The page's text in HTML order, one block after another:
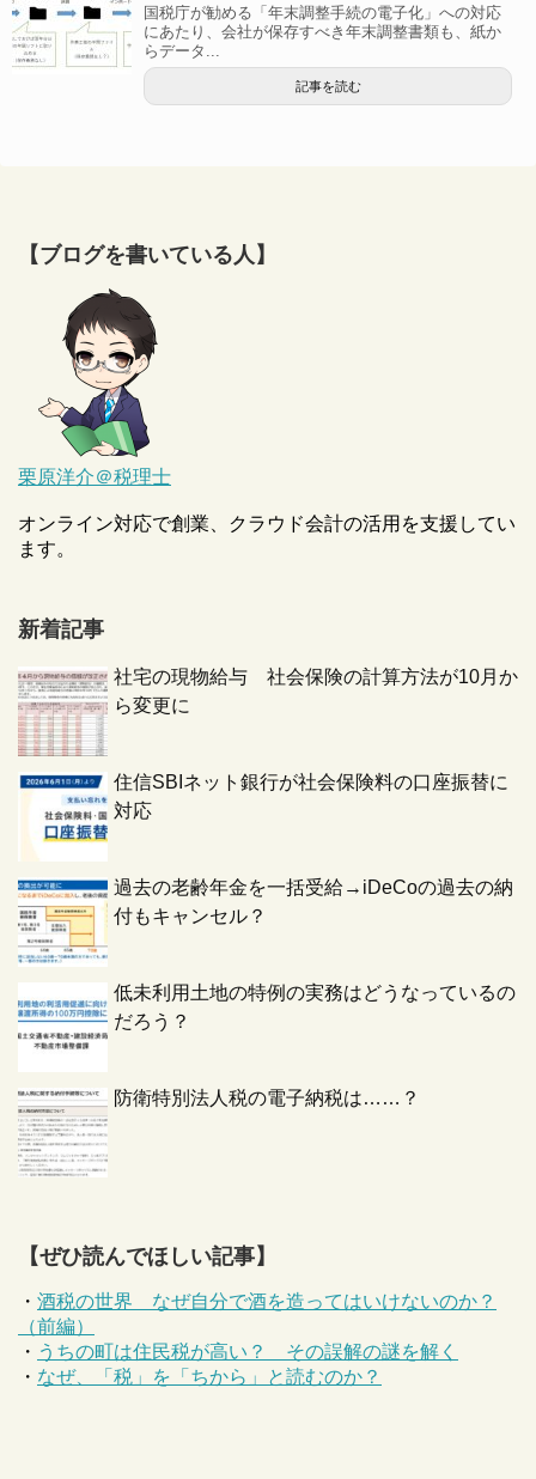
国税庁が勧める「年末調整手続の電子化」への対応
にあたり、会社が保存すべき年末調整書類も、紙か
らデータ...
記事を読む
【ブログを書いている人】
栗原洋介＠税理士
オンライン対応で創業、クラウド会計の活用を支援してい
ます。
新着記事
社宅の現物給与 社会保険の計算方法が10月か
ら変更に
住信SBIネット銀行が社会保険料の口座振替に
対応
過去の老齢年金を一括受給→iDeCoの過去の納
付もキャンセル？
低未利用土地の特例の実務はどうなっているの
だろう？
防衛特別法人税の電子納税は……？
【ぜひ読んでほしい記事】
・ 酒税の世界 なぜ自分で酒を造ってはいけないのか？
（前編）
・ うちの町は住民税が高い？ その誤解の謎を解く
・ なぜ、「税」を「ちから」と読むのか？